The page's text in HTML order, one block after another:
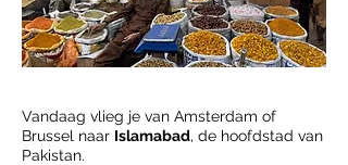
Vandaag vlieg je van Amsterdam of
Brussel naar Islamabad, de hoofdstad van
Pakistan.